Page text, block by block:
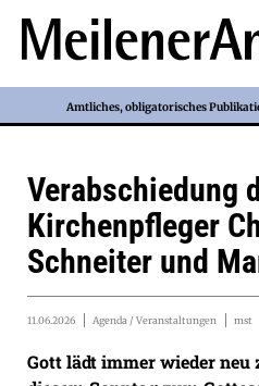
Amtliches, obligatorisches
Verabschiedung
Kirchenpfleger
Schneiter und
11.06.2026 Agenda / Veranstaltungen mst
Gott lädt immer wieder neu